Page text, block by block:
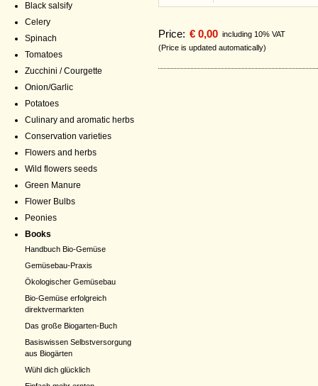
Black salsify
Celery
Spinach
Tomatoes
Zucchini / Courgette
Onion/Garlic
Potatoes
Culinary and aromatic herbs
Conservation varieties
Flowers and herbs
Wild flowers seeds
Green Manure
Flower Bulbs
Peonies
Books
Handbuch Bio-Gemüse
Gemüsebau-Praxis
Ökologischer Gemüsebau
Bio-Gemüse erfolgreich
direktvermarkten
Das große Biogarten-Buch
Basiswissen Selbstversorgung
aus Biogärten
Wühl dich glücklich
Price: € 0,00 including 10% VAT
(Price is updated automatically)